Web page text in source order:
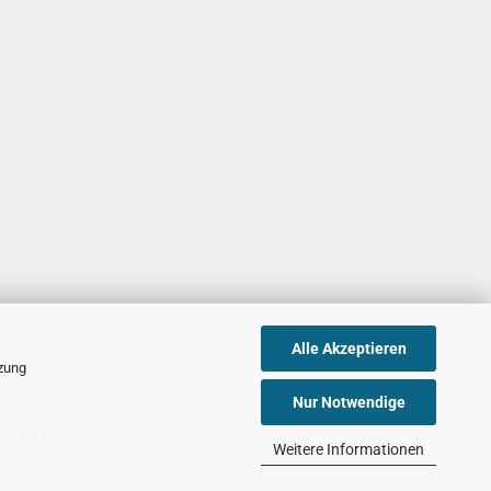
Alle Akzeptieren
Nur Notwendige
Weitere Informationen